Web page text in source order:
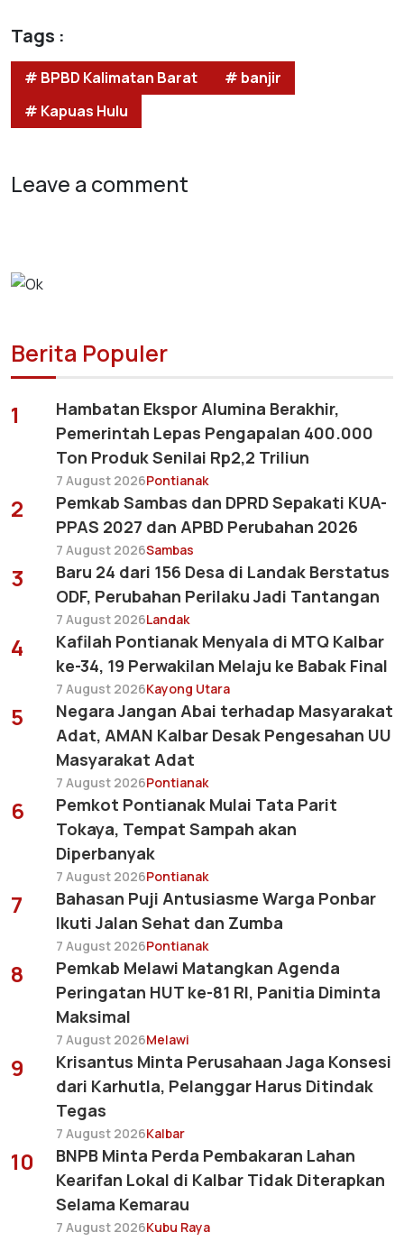
Tags :
# BPBD Kalimatan Barat
# banjir
# Kapuas Hulu
Leave a comment
Berita Populer
1
Hambatan Ekspor Alumina Berakhir,
Pemerintah Lepas Pengapalan 400.000
Ton Produk Senilai Rp2,2 Triliun
7 August 2026Pontianak
2
Pemkab Sambas dan DPRD Sepakati KUA-
PPAS 2027 dan APBD Perubahan 2026
7 August 2026Sambas
3
Baru 24 dari 156 Desa di Landak Berstatus
ODF, Perubahan Perilaku Jadi Tantangan
7 August 2026Landak
4
Kafilah Pontianak Menyala di MTQ Kalbar
ke-34, 19 Perwakilan Melaju ke Babak Final
7 August 2026Kayong Utara
5
Negara Jangan Abai terhadap Masyarakat
Adat, AMAN Kalbar Desak Pengesahan UU
Masyarakat Adat
7 August 2026Pontianak
6
Pemkot Pontianak Mulai Tata Parit
Tokaya, Tempat Sampah akan
Diperbanyak
7 August 2026Pontianak
7
Bahasan Puji Antusiasme Warga Ponbar
Ikuti Jalan Sehat dan Zumba
7 August 2026Pontianak
8
Pemkab Melawi Matangkan Agenda
Peringatan HUT ke-81 RI, Panitia Diminta
Maksimal
7 August 2026Melawi
9
Krisantus Minta Perusahaan Jaga Konsesi
dari Karhutla, Pelanggar Harus Ditindak
Tegas
7 August 2026Kalbar
10
BNPB Minta Perda Pembakaran Lahan
Kearifan Lokal di Kalbar Tidak Diterapkan
Selama Kemarau
7 August 2026Kubu Raya